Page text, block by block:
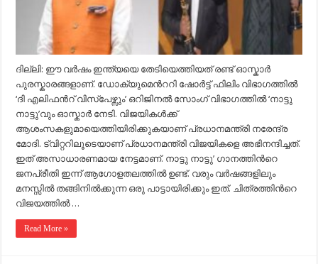
ദില്ലി: ഈ വർഷം ഇന്ത്യയെ തേടിയെത്തിയത് രണ്ട് ഓസ്കാർ
പുരസ്കാരങ്ങളാണ്. ഡോക്യുമെന്‍ററി ഷോർട്ട് ഫിലിം വിഭാഗത്തിൽ
‘ദി എലിഫന്‍റ് വിസ്പേഴ്സും’ ഒറിജിനൽ സോംഗ് വിഭാഗത്തിൽ ‘നാട്ടു
നാട്ടു’വും ഓസ്കാർ നേടി. വിജയികൾക്ക്
ആശംസകളുമായെത്തിയിരിക്കുകയാണ് പ്രധാനമന്ത്രി നരേന്ദ്ര
മോദി. ട്വിറ്ററിലൂടെയാണ് പ്രധാനമന്ത്രി വിജയികളെ അഭിനന്ദിച്ചത്.
ഇത് അസാധാരണമായ നേട്ടമാണ്. നാട്ടു നാട്ടു’ ഗാനത്തിന്‍റെ
ജനപ്രീതി ഇന്ന് ആഗോളതലത്തിൽ ഉണ്ട്. വരും വർഷങ്ങളിലും
മനസ്സിൽ തങ്ങിനിൽക്കുന്ന ഒരു പാട്ടായിരിക്കും ഇത്. ചിത്രത്തിന്‍റെ
വിജയത്തിൽ …
Read More »